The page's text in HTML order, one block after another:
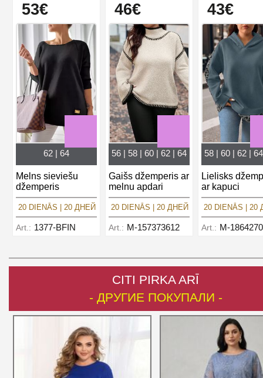
53€
62 | 64
Melns sieviešu
džemperis
20 DIENĀS | 20 ДНЕЙ
Art.: 1377-BFIN
46€
56 | 58 | 60 | 62 | 64
Gaišs džemperis ar
melnu apdari
20 DIENĀS | 20 ДНЕЙ
Art.: M-157373612
43€
58 | 60 | 62 |
Lielisks
ar kapuci
20 DIENĀS | 20
Art.: M-
CITI PIRKA ARĪ
- ДРУГИЕ ПОКУПАЛИ -